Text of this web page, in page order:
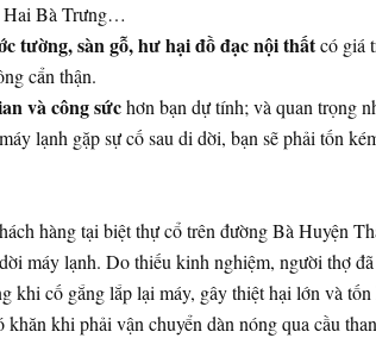
Hai Bà Trưng…
tường, sàn gỗ, hư hại đồ đạc nội thấtcó giá
cẩn thận.
và công sứchơn bạn dự tính; và quan trọng
lạnh gặp sự cố sau di dời, bạn sẽ phải tốn
hàng tại biệt thự cổ trên đường Bà Huyện
máy lạnh. Do thiếu kinh nghiệm, người thợ
khi cố gắng lắp lại máy, gây thiệt hại lớn và
khi phải vận chuyển dàn nóng qua cầu